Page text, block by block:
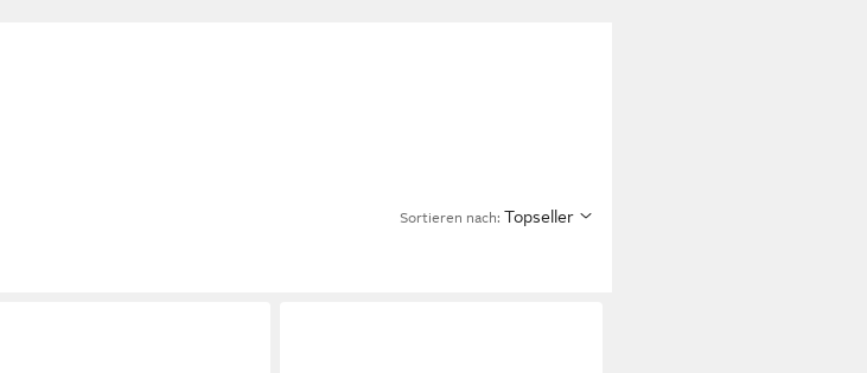
Sortieren nach: Topseller